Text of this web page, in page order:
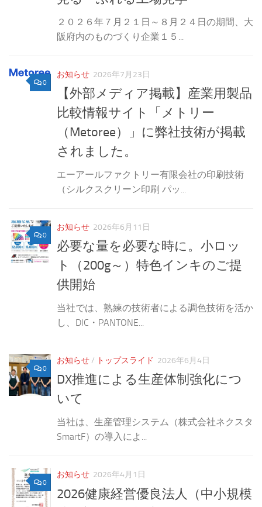
見る・ふれる工場見学
２０２６年７月２１日～８月２４日の期間、大
阪府内のものづくり企業１５...
0
お知らせ 2026年7月23日
【外部メディア掲載】産業用製品
比較情報サイト「メトリー
（Metoree）」に弊社技術が掲載
されました。
エーアールファクトリー有限会社の印刷技術
（シルクスクリーン印刷 パッ...
0
お知らせ 2026年6月11日
必要な量を必要な時に。小ロッ
ト（200g～）特色インキのご提
供開始
当社では、熟練の技術者による調色技術を活か
し、DIC・PANTONE...
0
お知らせ / トップスライド 2026年6月4日
DX推進による生産体制強化につ
いて
当社は、生産管理システム（株式会社ネクスタ
SmartF）の導入によ...
0
お知らせ 2026年4月1日
2026健康経営優良法人（中小規模